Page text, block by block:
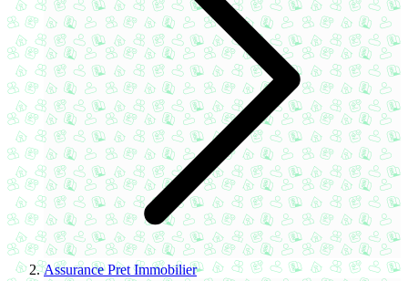
Assurance Pret Immobilier